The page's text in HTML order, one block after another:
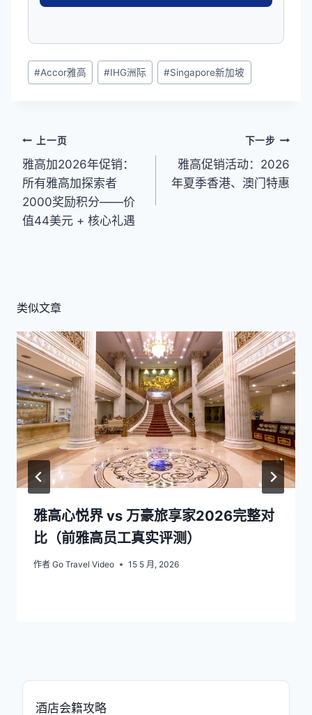
文
章
#Accor雅高 #IHG洲际 #Singapore新加坡
文
章
导
航
上一页
雅高加2026年促销：
所有雅高加探索者
2000奖励积分——价
值44美元 + 核心礼遇
下一步
雅高促销活动：2026
年夏季香港、澳门特惠
类似文章
雅高心悦界 vs 万豪旅享家2026完整对
比（前雅高员工真实评测）
作者 Go Travel Video 15 5 月, 2026
酒店会籍攻略